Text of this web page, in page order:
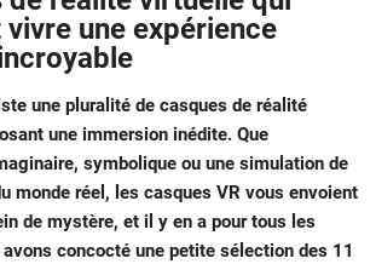
une expérience
une pluralité de casques de réalité
une immersion inédite. Que
symbolique ou une simulation de
monde réel, les casques VR vous envoient
de mystère, et il y en a pour tous les
concocté une petite sélection des 11